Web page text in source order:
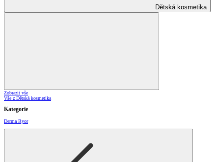
Dětská kosmetika
Zobrazit vše
Vše z Dětská kosmetika
Kategorie
Derma Ryor